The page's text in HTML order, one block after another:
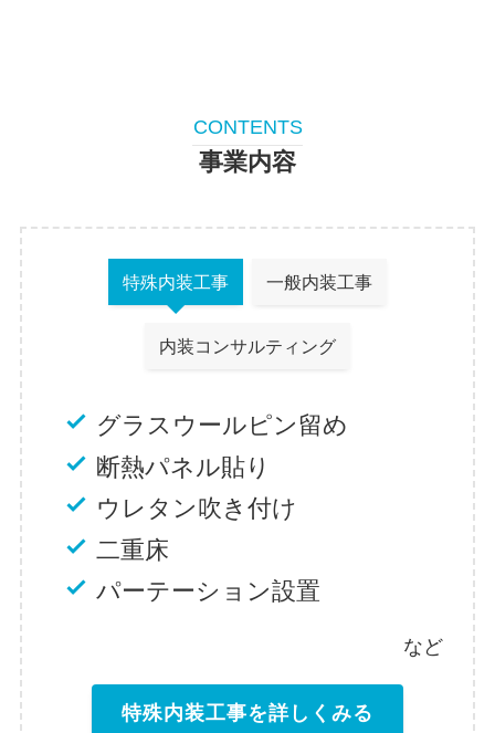
CONTENTS
事業内容
特殊内装工事 一般内装工事
内装コンサルティング
グラスウールピン留め
断熱パネル貼り
ウレタン吹き付け
二重床
パーテーション設置
など
特殊内装工事を詳しくみる